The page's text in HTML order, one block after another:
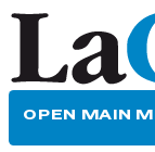
OPEN MAIN